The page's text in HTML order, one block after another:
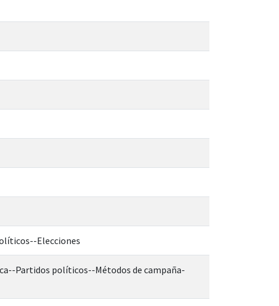
Elecciones
Partidos políticos--Métodos de campaña-